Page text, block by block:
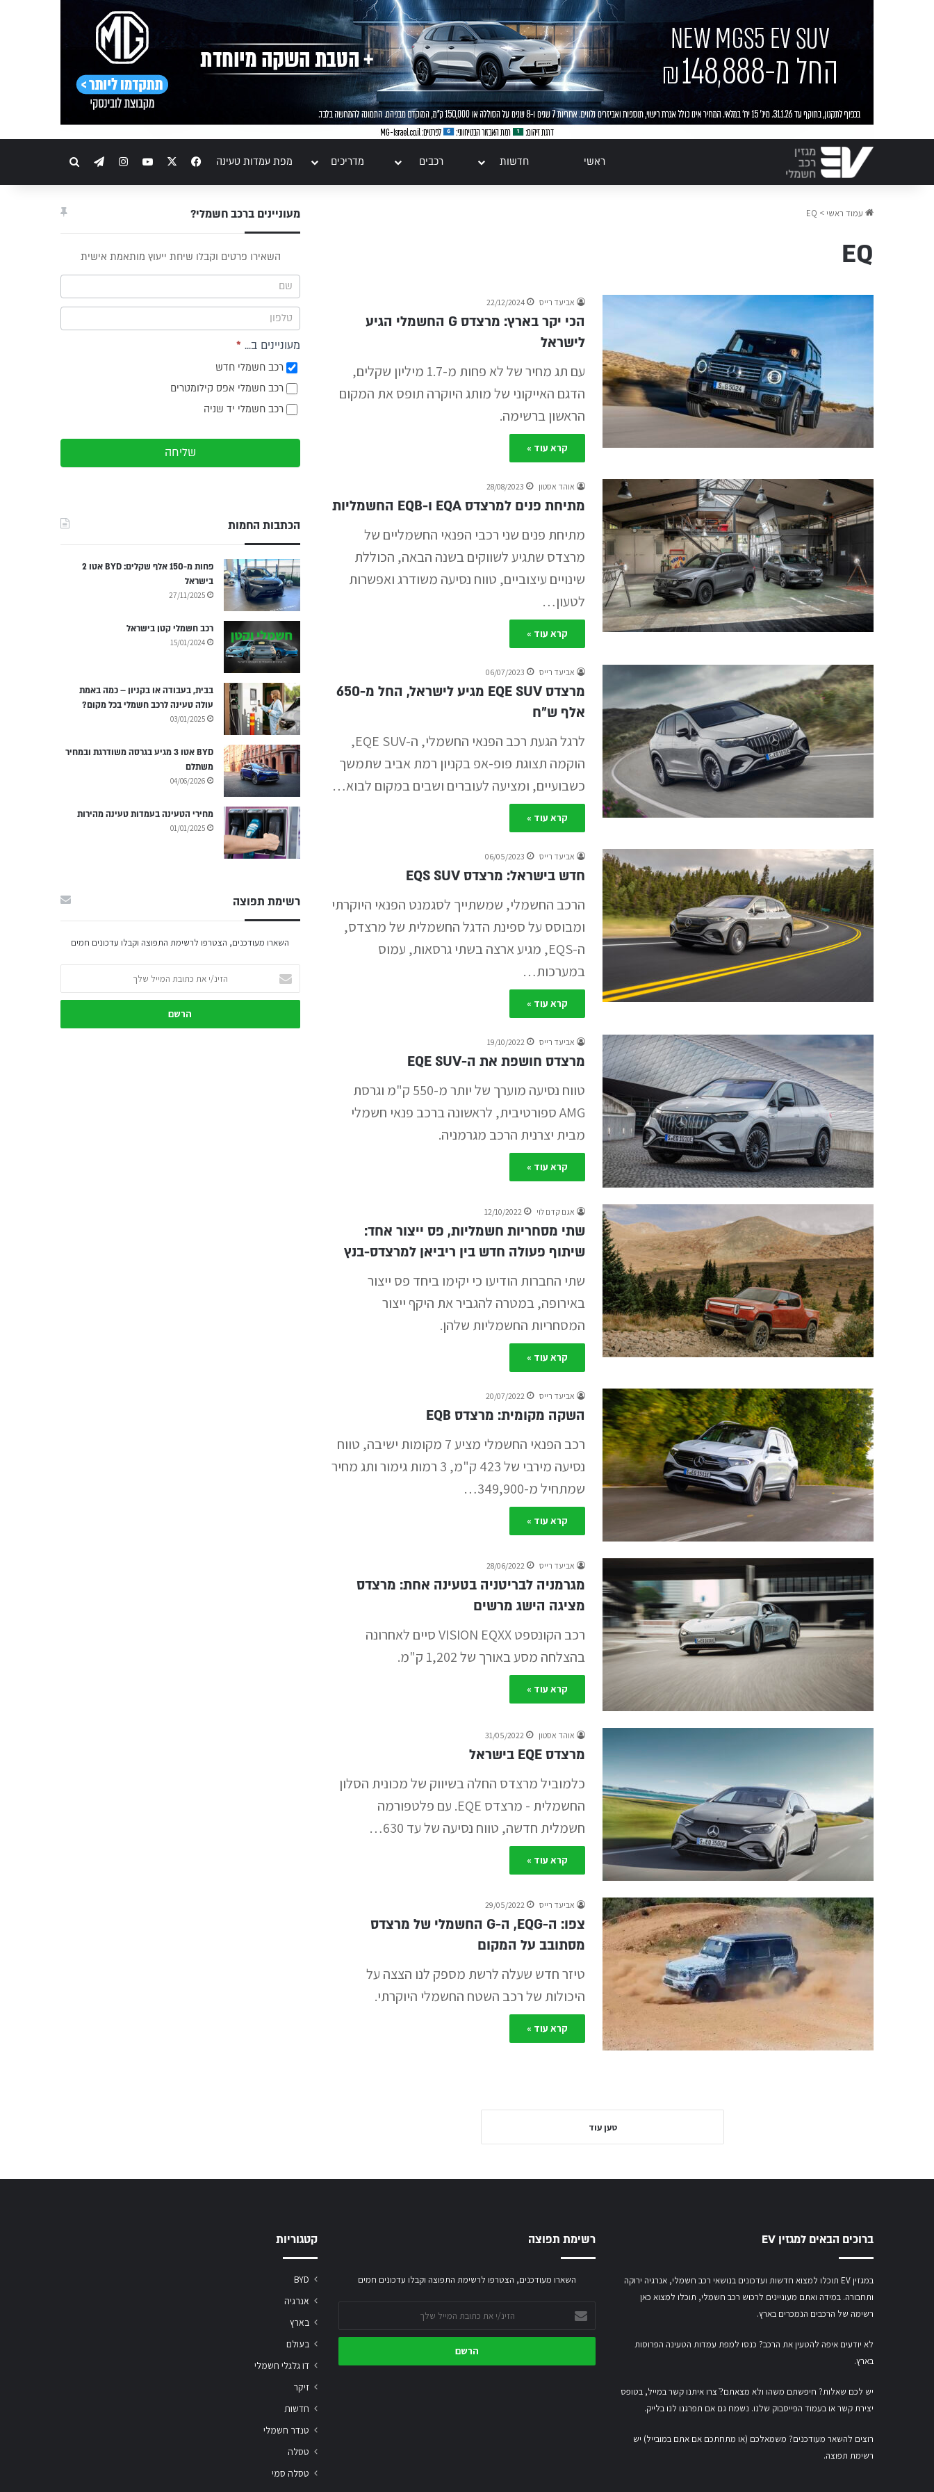
ראשי חדשות רכבים מדריכים מפת עמדות טעינה Facebook
YouTube
Instagram
Telegram
עמוד ראשי >
EQ
EQ
אביעד רייס 22/12/2024
הכי יקר בארץ: מרצדס G החשמלי הגיע
לישראל
עם תג מחיר של לא פחות מ-1.7 מיליון שקלים,
הדגם האייקוני של מותג היוקרה תופס את המקום
הראשון ברשימה.
קרא עוד »
אוהד אסטון 28/08/2023
מתיחת פנים למרצדס EQA ו-EQB החשמליות
מתיחת פנים שני רכבי הפנאי החשמליים של
מרצדס שתגיע לשווקים בשנה הבאה, הכוללת
שינויים עיצוביים, טווח נסיעה משודרג ואפשרות
לטעון…
קרא עוד »
אביעד רייס 06/07/2023
מרצדס EQE SUV מגיע לישראל, החל מ-650
אלף ש״ח
לרגל הגעת רכב הפנאי החשמלי, ה-EQE SUV,
הוקמה תצוגת פופ-אפ בקניון רמת אביב שתמשך
כשבועיים, ומציעה לעוברים ושבים במקום לבוא…
קרא עוד »
אביעד רייס 06/05/2023
חדש בישראל: מרצדס EQS SUV
הרכב החשמלי, שמשתייך לסגמנט הפנאי היוקרתי
ומבוסס על ספינת הדגל החשמלית של מרצדס,
ה-EQS, מגיע ארצה בשתי גרסאות, עמוס
במערכות…
קרא עוד »
אביעד רייס 19/10/2022
מרצדס חושפת את ה-EQE SUV
טווח נסיעה מוערך של יותר מ-550 ק"מ וגרסת
AMG ספורטיבית, לראשונה ברכב פנאי חשמלי
מבית יצרנית הרכב מגרמניה.
קרא עוד »
אגם קדם לוי 12/10/2022
שתי מסחריות חשמליות, פס ייצור אחד:
שיתוף פעולה חדש בין ריביאן למרצדס-בנץ
שתי החברות הודיעו כי יקימו ביחד פס ייצור
באירופה, במטרה להגביר את היקף ייצור
המסחריות החשמליות שלהן.
קרא עוד »
אביעד רייס 20/07/2022
השקה מקומית: מרצדס EQB
רכב הפנאי החשמלי מציע 7 מקומות ישיבה, טווח
נסיעה מירבי של 423 ק"מ, 3 רמות גימור ותג מחיר
שמתחיל מ-349,900…
קרא עוד »
אביעד רייס 28/06/2022
מגרמניה לבריטניה בטעינה אחת: מרצדס
מציגה הישג מרשים
רכב הקונספט VISION EQXX סיים לאחרונה
בהצלחה מסע באורך של 1,202 ק"מ.
קרא עוד »
אוהד אסטון 31/05/2022
מרצדס EQE בישראל
כלמוביל מרצדס החלה בשיווק של מכונית הסלון
החשמלית - מרצדס EQE. עם פלטפורמה
חשמלית חדשה, טווח נסיעה של עד 630…
קרא עוד »
אביעד רייס 29/05/2022
צפו: ה-EQG, ה-G החשמלי של מרצדס
מסתובב על המקום
טיזר חדש שעלה לרשת מספק לנו הצצה על
היכולות של רכב השטח החשמלי היוקרתי.
קרא עוד »
טען עוד
מעוניינים ברכב חשמלי?
השאירו פרטים וקבלו שיחת ייעוץ מותאמת אישית
מעוניינים ב... *
רכב חשמלי חדש
רכב חשמלי אפס קילומטרים
רכב חשמלי יד שניה
שליחה
הכתבות החמות
פחות מ-150 אלף שקלים: BYD אטו 2
בישראל
27/11/2025
רכב חשמלי קטן בישראל
15/01/2024
בבית, בעבודה או בקניון – כמה באמת
עולה טעינה לרכב חשמלי בכל מקום?
03/01/2025
BYD אטו 3 מגיע בגרסה משודרגת ובמחיר
משתלם
04/06/2026
מחירי הטעינה בעמדות טעינה מהירות
01/01/2025
רשימת תפוצה
השארו מעודכנים, הצטרפו לרשימת התפוצה וקבלו עדכונים חמים
י
/
ברוכים הבאים למגזין EV
במגזין EV תוכלו למצוא חדשות ועדכונים בנושאי רכב חשמלי, אנרגיה ירוקה
ותחבורה. במידה ואתם מעוניינים לרכוש רכב חשמלי, תוכלו למצוא כאן
רשימה של הרכבים הנמכרים בארץ.
לא יודעים איפה להטעין את הרכב? כנסו למפת עמדות הטעינה הפרוסות
בארץ.
יש לכם שאלות? חיפשתם משהו ולא מצאתם?ֿ צרו איתנו קשר במייל, בטופס
יצירת קשראובעמוד הפייסבוק שלנו. נשמח גם אם תפרגנו לנו בלייק.
רוצים להשאר מעודכנים? משמאלכם (או מתחתכם אם אתם במובייל) יש
רשימת תפוצה.
רשימת תפוצה
השארו מעודכנים, הצטרפו לרשימת התפוצה וקבלו עדכונים חמים
הזינ/י
את
כתובת
שלך
קטגוריות
BYD
אנרגיה
בארץ
בעולם
דו גלגלי חשמלי
זיקר
חדשות
טנדר חשמלי
טסלה
טסלה סמי